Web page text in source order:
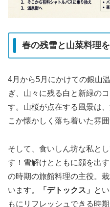
春の残雪と山菜料理
4月から5月にかけての銀山
ぎ、山々に残る白と新緑の
す。山桜が点在する風景は
こか懐かしく落ち着いた雰
そして、食いしん坊な私と
す！雪解けとともに顔を出
の時期の旅館料理の主役。
います。
「デトックス」
と
もにリフレッシュできる時